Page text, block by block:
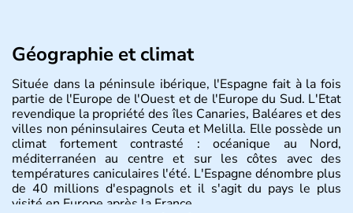
Géographie et climat
Située dans la péninsule ibérique, l'Espagne fait à la fois
partie de l'Europe de l'Ouest et de l'Europe du Sud. L'Etat
revendique la propriété des îles Canaries, Baléares et des
villes non péninsulaires Ceuta et Melilla. Elle possède un
climat fortement contrasté : océanique au Nord,
méditerranéen au centre et sur les côtes avec des
températures caniculaires l'été. L'Espagne dénombre plus
de 40 millions d'espagnols et il s'agit du pays le plus
visité en Europe après la France.